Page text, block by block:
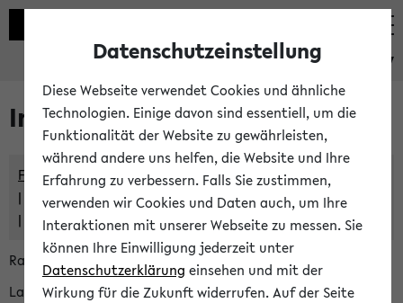
eKVV
Im eKVV verwaltete Räume
Freie Räume und Veranstaltungsüberschneidungen
Raumüberschneidungen
Hinweise der zentralen Raumvergabe
Raumanfragen:
raumvergabe@uni-bielefeld.de
Lassen Sie sich alle Räume anzeigen oder suchen Sie nach
Datenschutzeinstellung
Diese Webseite verwendet Cookies und ähnliche
Technologien. Einige davon sind essentiell, um die
Funktionalität der Website zu gewährleisten,
während andere uns helfen, die Website und Ihre
Erfahrung zu verbessern. Falls Sie zustimmen,
verwenden wir Cookies und Daten auch, um Ihre
Interaktionen mit unserer Webseite zu messen. Sie
können Ihre Einwilligung jederzeit unter
Datenschutzerklärung einsehen und mit der
Wirkung für die Zukunft widerrufen. Auf der Seite